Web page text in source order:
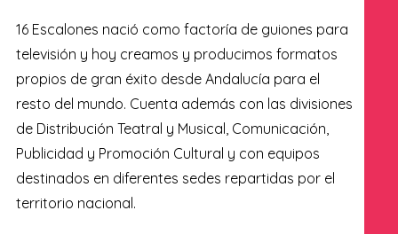
16 Escalones nació como factoría de guiones para
televisión y hoy creamos y producimos formatos
propios de gran éxito desde Andalucía para el
resto del mundo. Cuenta además con las divisiones
de Distribución Teatral y Musical, Comunicación,
Publicidad y Promoción Cultural y con equipos
destinados en diferentes sedes repartidas por el
territorio nacional.